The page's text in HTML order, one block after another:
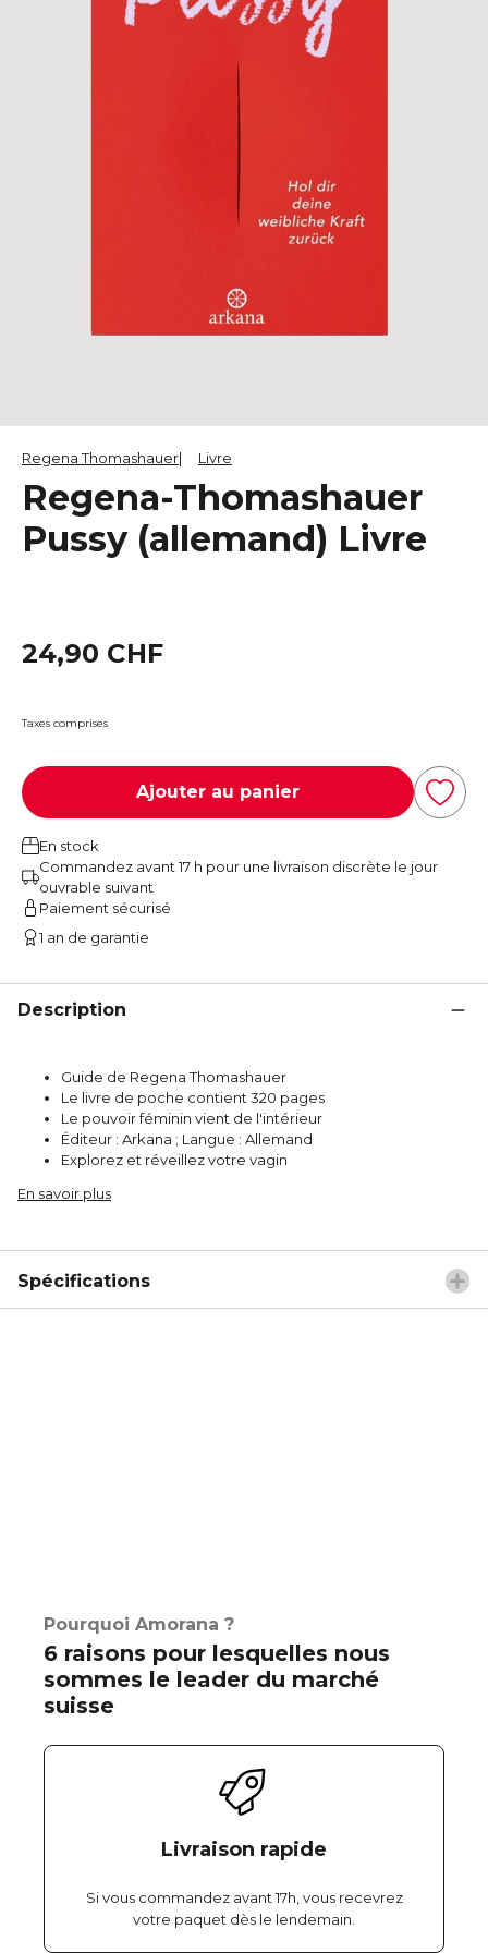
Regena Thomashauer Livre
Regena-Thomashauer
Pussy (allemand) Livre
24,90 CHF
Taxes comprises
Ajouter au panier
En stock
Commandez avant 17 h pour une livraison discrète le jour
ouvrable suivant
Paiement sécurisé
1 an de garantie
Description
Guide de Regena Thomashauer
Le livre de poche contient 320 pages
Le pouvoir féminin vient de l'intérieur
Éditeur : Arkana ; Langue : Allemand
Explorez et réveillez votre vagin
En savoir plus
Spécifications
Pourquoi Amorana ?
6 raisons pour lesquelles nous
sommes le leader du marché
suisse
Livraison rapide
Si vous commandez avant 17h, vous recevrez
votre paquet dès le lendemain.